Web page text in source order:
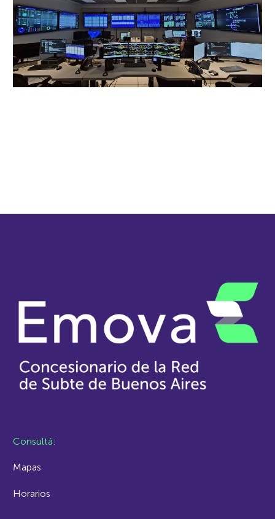
Consultá:
Mapas
Horarios